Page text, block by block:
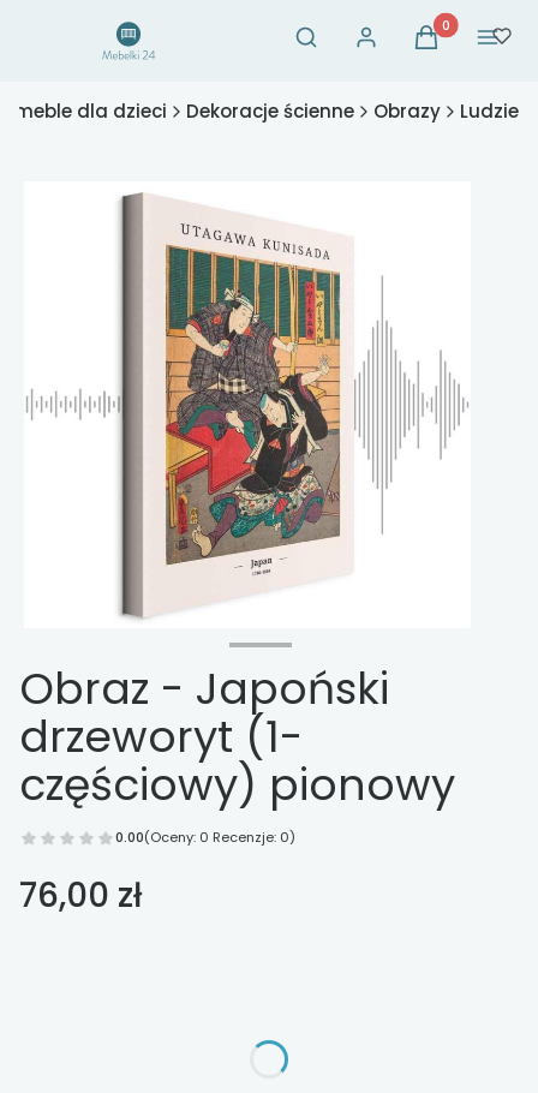
Otwórz wyszukiwarkę
Szukaj Zaloguj sięProdukty w
Koszyk Menu
meble dla dzieci Dekoracje ścienne Obrazy Ludzie
Obraz - Japoński
drzeworyt (1-
częściowy) pionowy
0.00(Oceny: 0 Recenzje: 0)
Cena
76,00 zł